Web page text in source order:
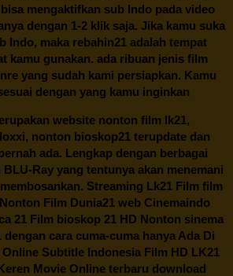
mengaktifkan sub Indo pada video
dengan 1-2 klik saja. Jika kamu suka
Indo, maka rebahin21 adalah tempat
kamu gunakan. ada ribuan jenis film
yang sudah kami persiapkan. Kamu
dengan yang kamu inginkan
website nonton film lk21,
nonton bioskop21 terupdate dan
ada. Lengkap dengan berbagai
Ray yang tentunya akan menemani
Streaming Lk21 Film film
Film Dunia21 web Cinemaindo
21 Film bioskop 21 HD Nonton sinema
dengan cara cuma-cuma hanya Ada Di
Subtitle Indonesia Film HD LK21
Movie Online terbaru download